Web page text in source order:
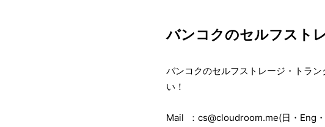
バンコクのセルフスト
バンコクのセルフストレージ・トラ
い！
Mail ：cs@cloudroom.me(日・Eng